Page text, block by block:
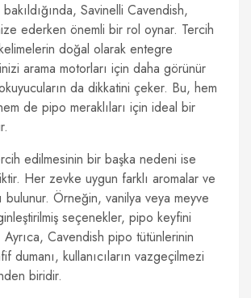
Savinelli Cavendish,
ederken önemli bir rol oynar. Tercih
doğal olarak entegre
arama motorları için daha görünür
da dikkatini çeker. Bu, hem
de pipo meraklıları için ideal bir
edilmesinin bir başka nedeni ise
Her zevke uygun farklı aromalar ve
bulunur. Örneğin, vanilya veya meyve
seçenekler, pipo keyfini
Cavendish pipo tütünlerinin
dumanı, kullanıcıların vazgeçilmezi
biridir.